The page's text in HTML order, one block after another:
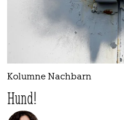
Kolumne Nachbarn
Hund!